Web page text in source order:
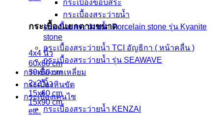
กระเบื้องแยกตามขนาด
4x4 นิ้ว
60x60 cm
30x60 cm
2x2 นิ้ว
15x60 cm
15x90 cm
etc.
กระเบื้องขอบสระ
กระเบื้องสระว่ายนํ้า
กระเบื้องสระว่ายนํ้า Porcelain stone รุ่น Kyanite
stone
กระเบื้องสระว่ายนํ้า TCI อัญธิกา ( หน้าคลื่น )
กระเบื้องสระว่ายนํ้า รุ่น SEAWAVE
กระเบื้องหกเหลี่ยม
กระเบื้องหินขัด
กระเบื้องเคนไซ
กระเบื้องสระว่ายน้ำ KENZAI